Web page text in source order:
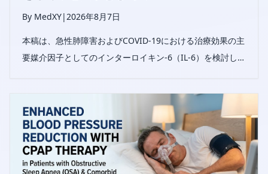
By MedXY| 2026年8月7日
本稿は、急性肺障害およびCOVID-19における治療効果の主
要媒介因子としてのインターロイキン-6（IL-6）を検討し、